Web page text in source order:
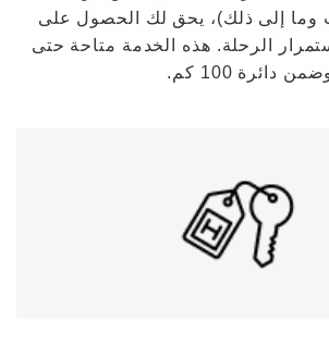
وما إلى ذلك)، يحق لك الحصول على
الرحلة. هذه الخدمة متاحة حتى
100 كم.